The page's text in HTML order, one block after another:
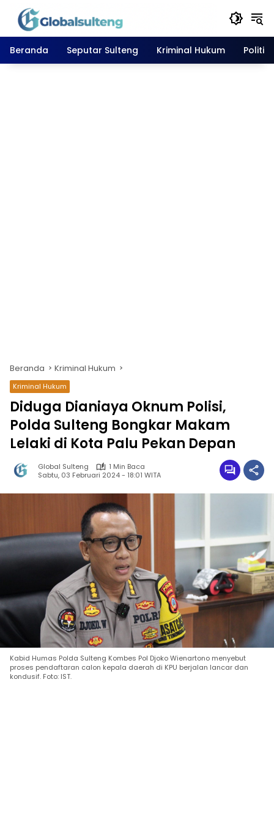
Langsung
konten
Beranda
Seputar Sulteng Kriminal Hukum Politik
Beranda Kriminal Hukum
Kriminal Hukum
Diduga Dianiaya Oknum Polisi,
Polda Sulteng Bongkar Makam
Lelaki di Kota Palu Pekan Depan
Global Sulteng
1 Min Baca
Sabtu, 03 Februari 2024 - 18:01 WITA
Kabid Humas Polda Sulteng Kombes Pol Djoko Wienartono menyebut
proses pendaftaran calon kepala daerah di KPU berjalan lancar dan
kondusif. Foto: IST.